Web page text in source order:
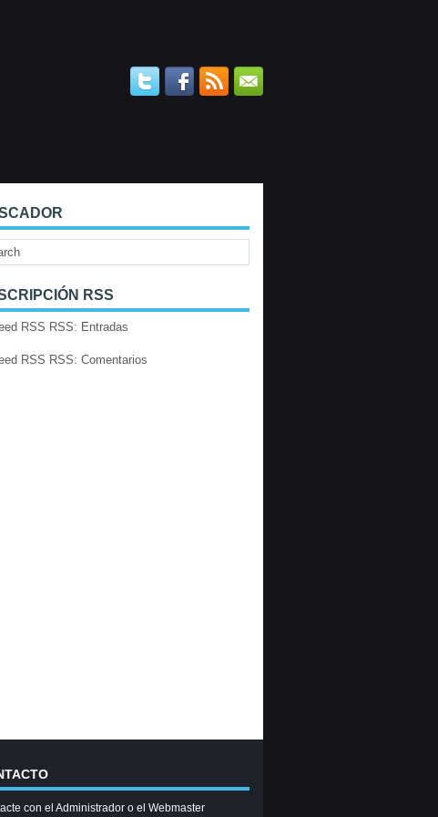
RSS
RSS: Entradas
RSS: Comentarios
con el Administrador o el Webmaster